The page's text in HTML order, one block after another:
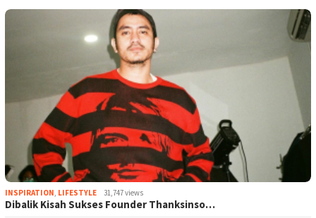
INSPIRATION, LIFESTYLE 31,747 views
Dibalik Kisah Sukses Founder Thanksinso…